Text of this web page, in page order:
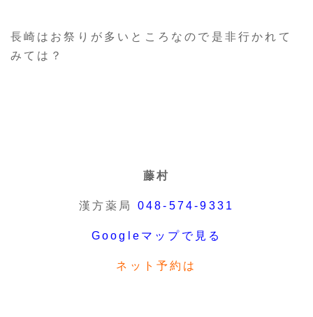
長崎はお祭りが多いところなので是非行かれて
みては？
藤村
漢方薬局 048-574-9331
Googleマップで見る
ネット予約は